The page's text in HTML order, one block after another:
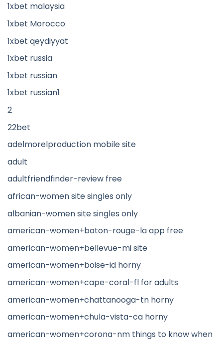
1xbet malaysia
1xbet Morocco
1xbet qeydiyyat
1xbet russia
1xbet russian
1xbet russian1
2
22bet
adelmorelproduction mobile site
adult
adultfriendfinder-review free
african-women site singles only
albanian-women site singles only
american-women+baton-rouge-la app free
american-women+bellevue-mi site
american-women+boise-id horny
american-women+cape-coral-fl for adults
american-women+chattanooga-tn horny
american-women+chula-vista-ca horny
american-women+corona-nm things to know when